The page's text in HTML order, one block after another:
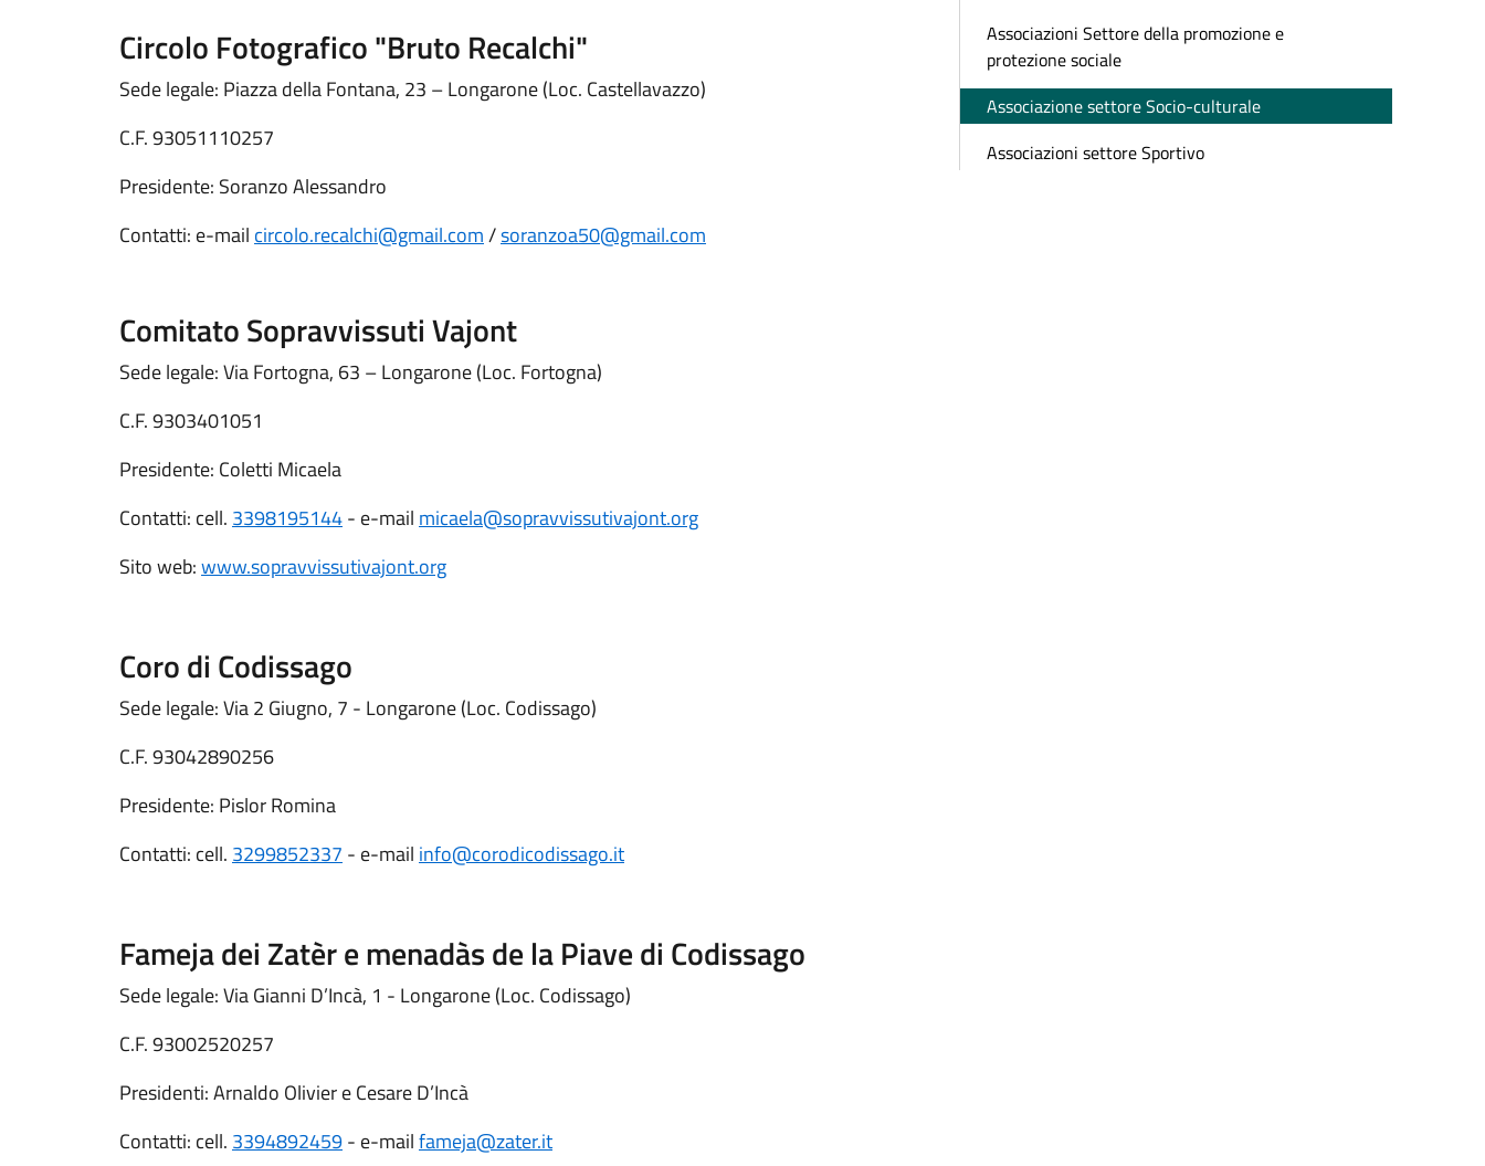
Circolo Fotografico "Bruto Recalchi"
Sede legale: Piazza della Fontana, 23 – Longarone (Loc. Castellavazzo)
C.F. 93051110257
Presidente: Soranzo Alessandro
Contatti: e-mail circolo.recalchi@gmail.com/soranzoa50@gmail.com
Comitato Sopravvissuti Vajont
Sede legale: Via Fortogna, 63 – Longarone (Loc. Fortogna)
C.F. 9303401051
Presidente: Coletti Micaela
Contatti: cell. 3398195144- e-mail micaela@sopravvissutivajont.org
Sito web:www.sopravvissutivajont.org
Coro di Codissago
Sede legale: Via 2 Giugno, 7 - Longarone (Loc. Codissago)
C.F. 93042890256
Presidente: Pislor Romina
Contatti: cell. 3299852337 - e-mail info@corodicodissago.it
Fameja dei Zatèr e menadàs de la Piave di Codissago
Sede legale: Via Gianni D’Incà, 1 - Longarone (Loc. Codissago)
C.F. 93002520257
Presidenti: Arnaldo Olivier e Cesare D’Incà
Contatti: cell. 3394892459- e-mailfameja@zater.it
Associazioni Settore della promozione e
protezione sociale
Associazione settore Socio-culturale
Associazioni settore Sportivo